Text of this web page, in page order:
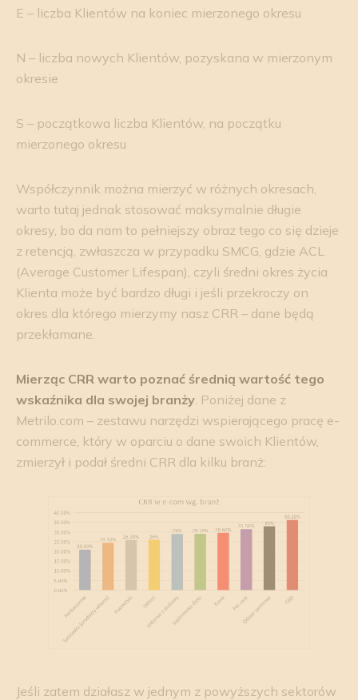
E – liczba Klientów na koniec mierzonego okresu
N – liczba nowych Klientów, pozyskana w mierzonym
okresie
S – początkowa liczba Klientów, na początku
mierzonego okresu
Współczynnik można mierzyć w różnych okresach,
warto tutaj jednak stosować maksymalnie długie
okresy, bo da nam to pełniejszy obraz tego co się dzieje
z retencją, zwłaszcza w przypadku SMCG, gdzie ACL
(Average Customer Lifespan), czyli średni okres życia
Klienta może być bardzo długi i jeśli przekroczy on
okres dla którego mierzymy nasz CRR – dane będą
przekłamane.
Mierząc CRR warto poznać średnią wartość tego
wskaźnika dla swojej branży . Poniżej dane z
Metrilo.com – zestawu narzędzi wspierającego pracę e-
commerce, który w oparciu o dane swoich Klientów,
zmierzył i podał średni CRR dla kilku branż:
Jeśli zatem działasz w jednym z powyższych sektorów